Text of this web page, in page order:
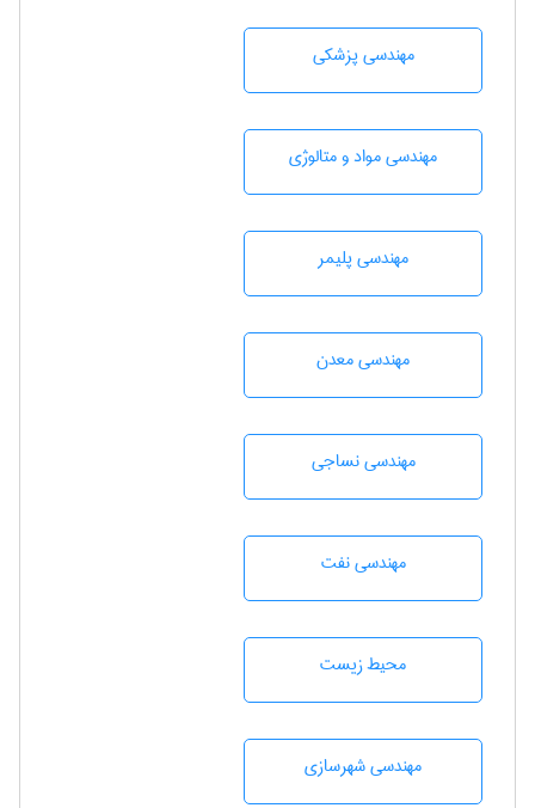
مهندسی پزشکی
مهندسی مواد و متالوژی
مهندسی پليمر
مهندسی معدن
مهندسي نساجی
مهندسی نفت
محيط زيست
مهندسی شهرسازی